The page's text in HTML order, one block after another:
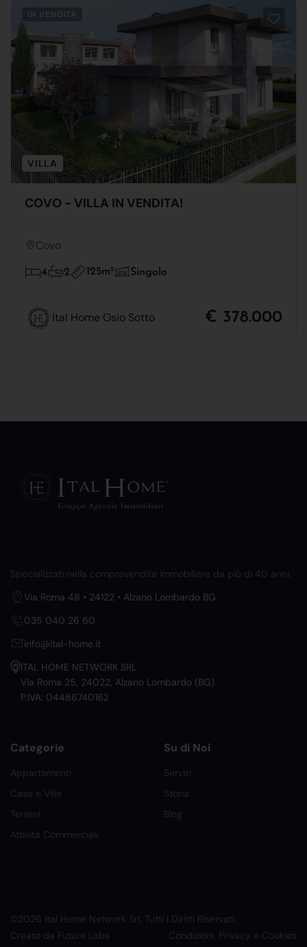
IN VENDITA
VILLA
COVO - VILLA IN VENDITA!
Covo
4 2 125m2 Singolo
Ital Home Osio Sotto € 378.000
Specializzati nella compravendita immobiliare da più di 40 anni.
Via Roma 48 • 24122 • Alzano Lombardo BG
035 040 26 60
info@ital-home.it
ITAL HOME NETWORK SRL
Via Roma 25, 24022, Alzano Lombardo (BG)
P.IVA: 04486740162
Categorie
Appartamenti
Case e Ville
Terreni
Attività Commerciali
Su di Noi
Servizi
Storia
Blog
©2026 Ital Home Network Srl. Tutti i Diritti Riservati.
Creato da Future Labs
Condizioni, Privacy e Cookies